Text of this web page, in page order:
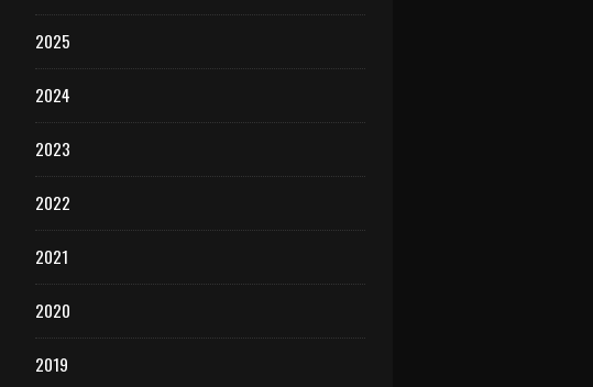
2025
2024
2023
2022
2021
2020
2019